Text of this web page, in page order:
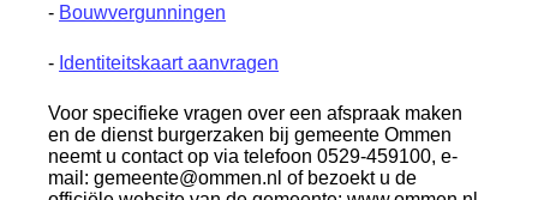
- Bouwvergunningen
- Identiteitskaart aanvragen
Voor specifieke vragen over een afspraak maken
en de dienst burgerzaken bij gemeente Ommen
neemt u contact op via telefoon 0529-459100, e-
mail: gemeente@ommen.nl of bezoekt u de